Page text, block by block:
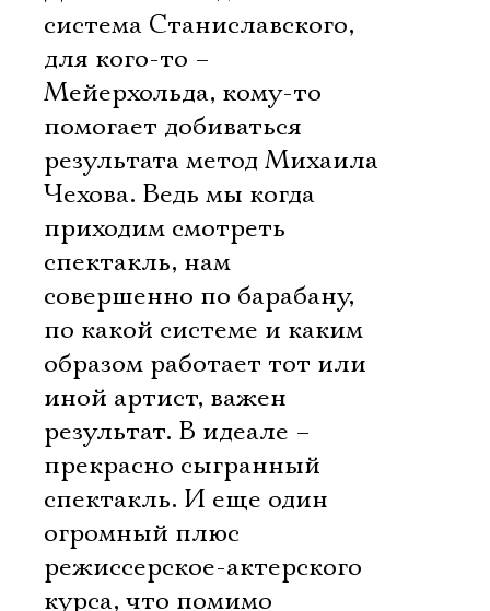
система Станиславского,
для кого-то –
Мейерхольда, кому-то
помогает добиваться
результата метод Михаила
Чехова. Ведь мы когда
приходим смотреть
спектакль, нам
совершенно по барабану,
по какой системе и каким
образом работает тот или
иной артист, важен
результат. В идеале –
прекрасно сыгранный
спектакль. И еще один
огромный плюс
режиссерское-актерского
курса, что помимо